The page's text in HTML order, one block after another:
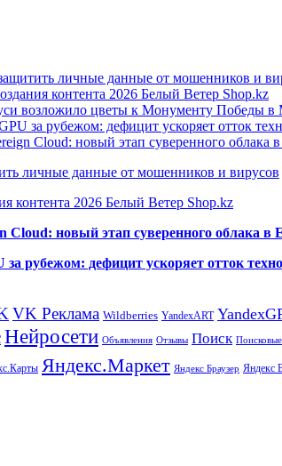
личные данные от мошенников и
контента 2026 Белый Ветер Shop.kz
возложило цветы к Монументу Победы в
за рубежом: дефицит ускоряет отток
Cloud: новый этап суверенного облака
личные данные от мошенников и вирусов
контента 2026 Белый Ветер Shop.kz
Cloud: новый этап суверенного облака в
рубежом: дефицит ускоряет отток
VK Реклама Wildberries YandexART
Нейросети Объявления Отзывы Поиск
Яндекс.Маркет Яндекс Браузер Яндекс